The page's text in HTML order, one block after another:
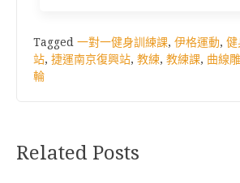
Tagged 一對一健身訓練課, 伊格運動, 健
站, 捷運南京復興站, 教練, 教練課, 曲線
輪
Related Posts